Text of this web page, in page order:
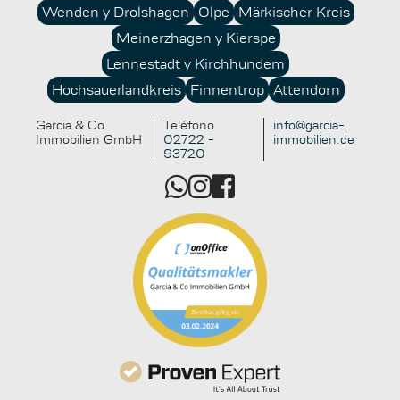
las posibilidades de financiación y los conceptos
sostenibles crean un valor añadido real para sí mismos
y para las generaciones futuras.
Wenden y Drolshagen Olpe
Märkischer Kreis
Meinerzhagen y Kierspe
Lennestadt y Kirchhundem
Hochsauerlandkreis
Finnentrop Attendorn
Garcia & Co.
Immobilien GmbH
Teléfono
02722 -
93720
info@garcia-
immobilien.de